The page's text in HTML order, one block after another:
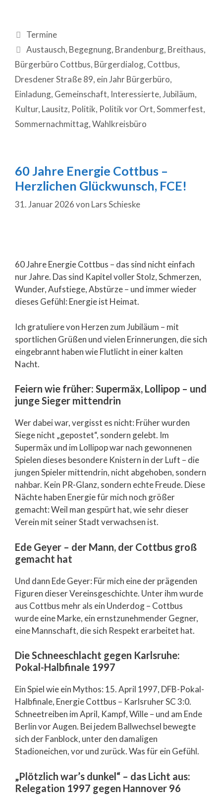
Termine
Austausch, Begegnung, Brandenburg, Breithaus,
Bürgerbüro Cottbus, Bürgerdialog, Cottbus,
Dresdener Straße 89, ein Jahr Bürgerbüro,
Einladung, Gemeinschaft, Interessierte,Jubiläum,
Kultur, Lausitz, Politik, Politik vor Ort,Sommerfest,
Sommernachmittag,Wahlkreisbüro
60 Jahre Energie Cottbus –
Herzlichen Glückwunsch, FCE!
31. Januar 2026von Lars Schieske
60 Jahre Energie Cottbus – das sind nicht einfach
nur Jahre. Das sind Kapitel voller Stolz, Schmerzen,
Wunder, Aufstiege, Abstürze – und immer wieder
dieses Gefühl: Energie ist Heimat.
Ich gratuliere von Herzen zum Jubiläum – mit
sportlichen Grüßen und vielen Erinnerungen, die sich
eingebrannt haben wie Flutlicht in einer kalten
Nacht.
Feiern wie früher: Supermäx, Lollipop – und
junge Sieger mittendrin
Wer dabei war, vergisst es nicht: Früher wurden
Siege nicht „gepostet“, sondern gelebt. Im
Supermäx und im Lollipop war nach gewonnenen
Spielen dieses besondere Knistern in der Luft – die
jungen Spieler mittendrin, nicht abgehoben, sondern
nahbar. Kein PR-Glanz, sondern echte Freude. Diese
Nächte haben Energie für mich noch größer
gemacht: Weil man gespürt hat, wie sehr dieser
Verein mit seiner Stadt verwachsen ist.
Ede Geyer – der Mann, der Cottbus groß
gemacht hat
Und dann Ede Geyer: Für mich eine der prägenden
Figuren dieser Vereinsgeschichte. Unter ihm wurde
aus Cottbus mehr als ein Underdog – Cottbus
wurde eine Marke, ein ernstzunehmender Gegner,
eine Mannschaft, die sich Respekt erarbeitet hat.
Die Schneeschlacht gegen Karlsruhe:
Pokal-Halbfinale 1997
Ein Spiel wie ein Mythos: 15. April 1997, DFB-Pokal-
Halbfinale, Energie Cottbus – Karlsruher SC 3:0.
Schneetreiben im April, Kampf, Wille – und am Ende
Berlin vor Augen. Bei jedem Ballwechsel bewegte
sich der Fanblock, unter den damaligen
Stadioneichen, vor und zurück. Was für ein Gefühl.
„Plötzlich war’s dunkel“ – das Licht aus:
Relegation 1997 gegen Hannover 96